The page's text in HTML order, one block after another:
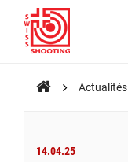
Actualités
14.04.25